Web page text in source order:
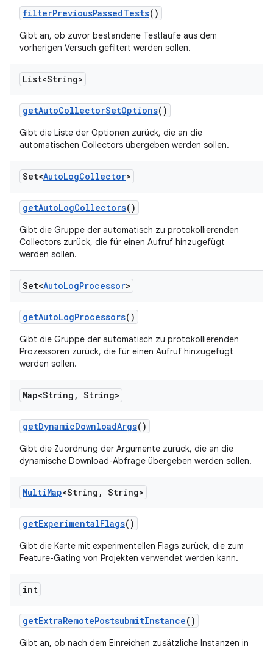
filterPreviousPassedTests()
Gibt an, ob zuvor bestandene Testläufe aus dem
vorherigen Versuch gefiltert werden sollen.
List<String>
getAutoCollectorSetOptions()
Gibt die Liste der Optionen zurück, die an die
automatischen Collectors übergeben werden sollen.
Set<AutoLogCollector>
getAutoLogCollectors()
Gibt die Gruppe der automatisch zu protokollierenden
Collectors zurück, die für einen Aufruf hinzugefügt
werden sollen.
Set<AutoLogProcessor>
getAutoLogProcessors()
Gibt die Gruppe der automatisch zu protokollierenden
Prozessoren zurück, die für einen Aufruf hinzugefügt
werden sollen.
Map<String , String>
getDynamicDownloadArgs()
Gibt die Zuordnung der Argumente zurück, die an die
dynamische Download-Abfrage übergeben werden sollen.
MultiMap<String , String>
getExperimentalFlags()
Gibt die Karte mit experimentellen Flags zurück, die zum
Feature-Gating von Projekten verwendet werden kann.
int
getExtraRemotePostsubmitInstance()
Gibt an, ob nach dem Einreichen zusätzliche Instanzen in